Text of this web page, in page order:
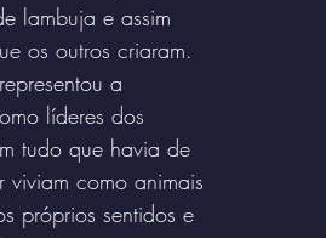
lambuja e assim
os outros criaram.
a
líderes dos
tudo que havia de
viviam como animais
próprios sentidos e